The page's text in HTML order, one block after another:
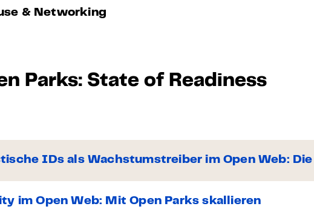
& Networking
Parks: State of Readiness
IDs als Wachstumstreiber im Open Web:
im Open Web: Mit Open Parks skallieren